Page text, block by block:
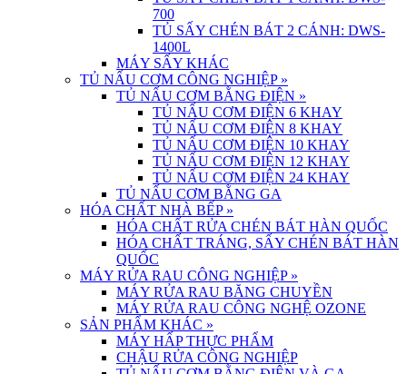
700
TỦ SẤY CHÉN BÁT 2 CÁNH: DWS-
1400L
MÁY SẤY KHÁC
TỦ NẤU CƠM CÔNG NGHIỆP »
TỦ NẤU CƠM BẰNG ĐIỆN »
TỦ NẤU CƠM ĐIỆN 6 KHAY
TỦ NẤU CƠM ĐIỆN 8 KHAY
TỦ NẤU CƠM ĐIỆN 10 KHAY
TỦ NẤU CƠM ĐIỆN 12 KHAY
TỦ NẤU CƠM ĐIỆN 24 KHAY
TỦ NẤU CƠM BẰNG GA
HÓA CHẤT NHÀ BẾP »
HÓA CHẤT RỬA CHÉN BÁT HÀN QUỐC
HÓA CHẤT TRÁNG, SẤY CHÉN BÁT HÀN
QUỐC
MÁY RỬA RAU CÔNG NGHIỆP »
MÁY RỬA RAU BĂNG CHUYỀN
MÁY RỬA RAU CÔNG NGHỆ OZONE
SẢN PHẨM KHÁC »
MÁY HẤP THỰC PHẨM
CHẬU RỬA CÔNG NGHIỆP